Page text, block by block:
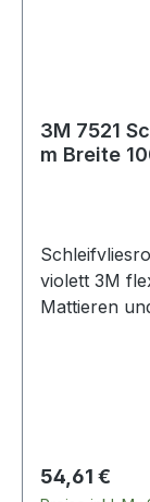
3M 7521
m Breite
violett 3M
Mattieren
Regulärer
54,61 €